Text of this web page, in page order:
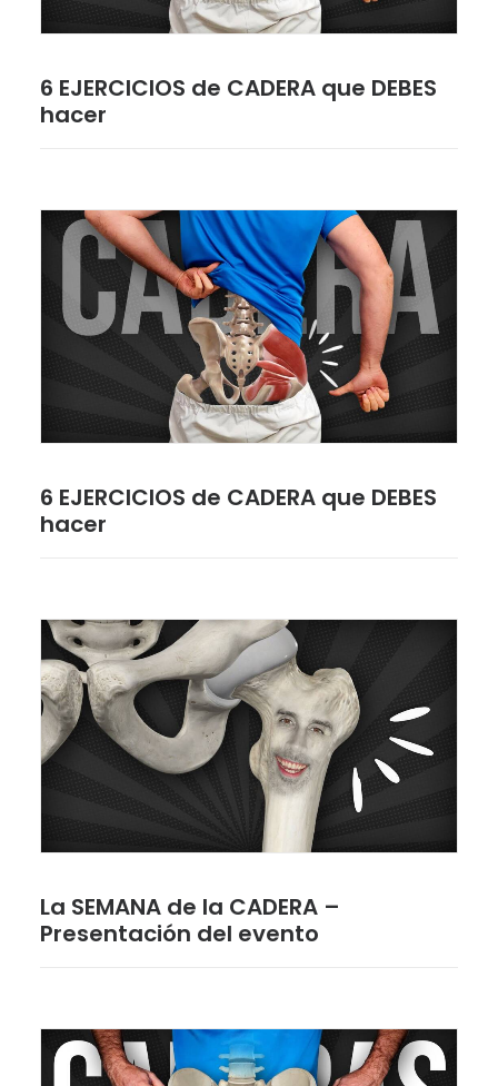
6 EJERCICIOS de CADERA que DEBES
hacer
6 EJERCICIOS de CADERA que DEBES
hacer
La SEMANA de la CADERA –
Presentación del evento